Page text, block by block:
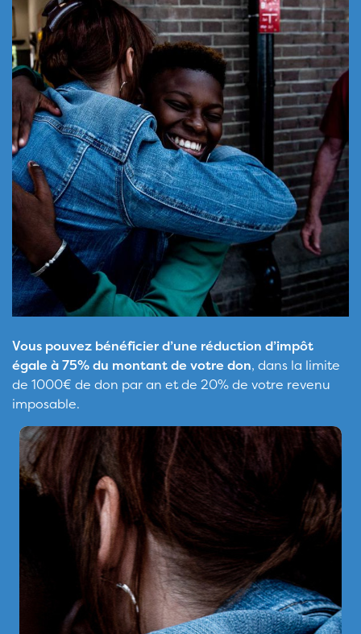
Vous pouvez bénéficier d’une réduction d’impôt
égale à 75% du montant de votre don, dans la limite
de 1000€ de don par an et de 20% de votre revenu
imposable.